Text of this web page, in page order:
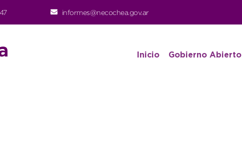
informes@necochea.gov.ar
Inicio Gobierno Abierto